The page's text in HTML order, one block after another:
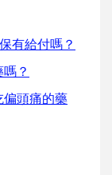
有給付嗎？
？
偏頭痛的藥